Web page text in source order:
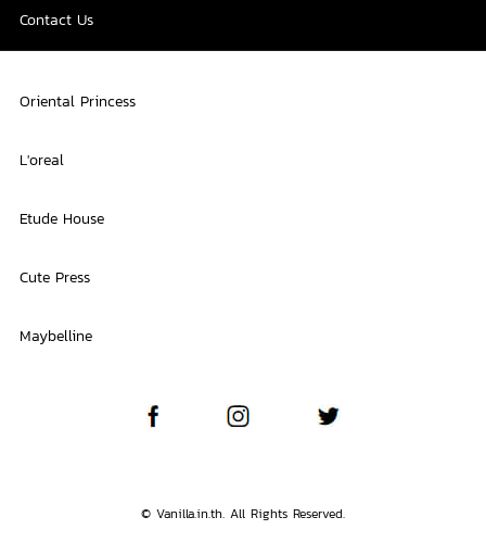
Contact Us
Oriental Princess
L'oreal
Etude House
Cute Press
Maybelline
© Vanilla.in.th. All Rights Reserved.